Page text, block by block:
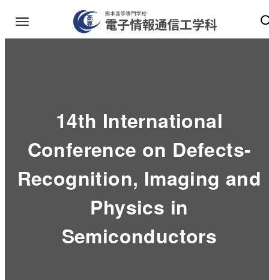
14th International
Conference on Defects-
Recognition, Imaging and
Physics in
Semiconductors